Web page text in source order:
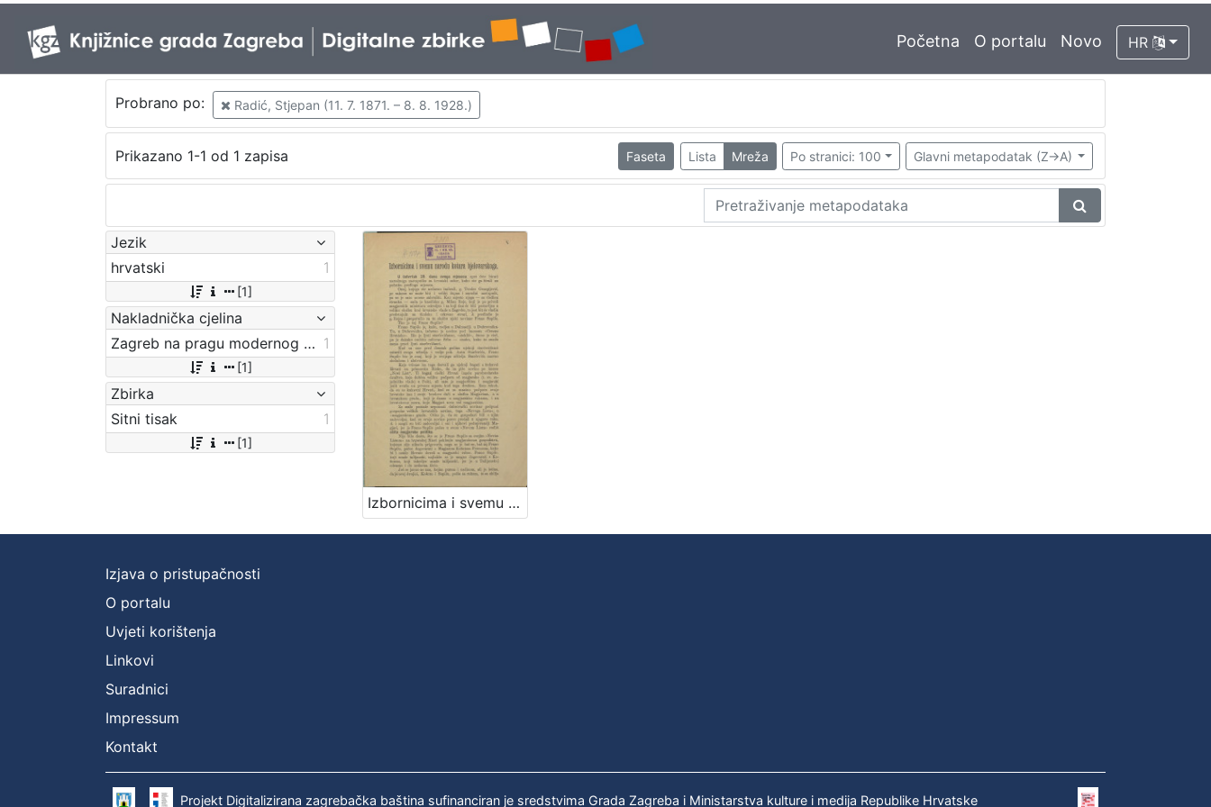
Početna O portalu Novo HR
Probrano po: Radić, Stjepan (11. 7. 1871. – 8. 8. 1928.)
Prikazano 1-1 od 1 zapisa Faseta Lista Mreža Po stranici: 100 Glavni metapodatak (Z->A)
Jezik
hrvatski
1
[1]
Nakladnička cjelina
Zagreb na pragu modernog doba 1
[1]
Zbirka
Sitni tisak
1
[1]
Izbornicima i svemu narodu kotara bjelovarskoga / [Stjepan Radić, predsjednik glavnoga odbora Hrvatske Seljačke Pučke Stranke i njezin kandidat za kotar bjelovarski]
Izjava o pristupačnosti
O portalu
Uvjeti korištenja
Linkovi
Suradnici
Impressum
Kontakt
Projekt Digitalizirana zagrebačka baština sufinanciran je sredstvima Grada Zagreba i Ministarstva kulture i medija Republike Hrvatske